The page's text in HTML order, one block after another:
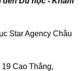
Star Agency Châu
Cao Thắng,